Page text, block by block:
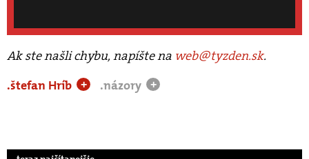
Ak ste našli chybu, napíšte na web@tyzden.sk.
.štefan Hríb
+ .názory +